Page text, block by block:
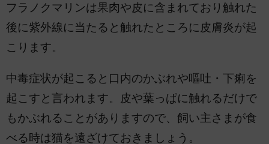
フラノクマリンは果肉や皮に含まれており触れた
後に紫外線に当たると触れたところに皮膚炎が起
こります。
中毒症状が起こると口内のかぶれや嘔吐・下痢を
起こすと言われます。皮や葉っぱに触れるだけで
もかぶれることがありますので、飼い主さまが食
べる時は猫を遠ざけておきましょう。